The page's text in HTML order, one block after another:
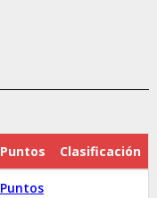
Puntos Clasificación
Puntos